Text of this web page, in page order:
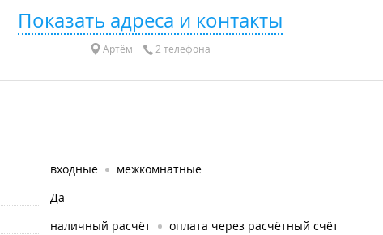
Показать адреса и контакты
Артём 2 телефона
входные
межкомнатные
Да
наличный расчёт оплата через расчётный счёт